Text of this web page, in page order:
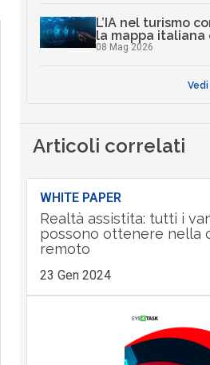
L’IA nel turismo
la mappa italiana
08 Mag 2026
Articoli correlati
WHITE PAPER
Realtà assistita: tutti i
possono ottenere nella
remoto
23 Gen 2024